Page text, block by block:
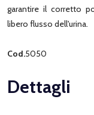
garantire il corretto
libero flusso dell'urina.
Cod.5050
Dettagli